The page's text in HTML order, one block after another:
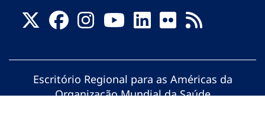
Escritório Regional para as Américas da
Organização Mundial da Saúde